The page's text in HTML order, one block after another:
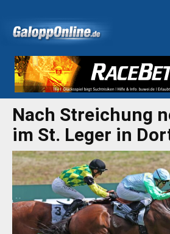
Nach Streichung
im St. Leger in